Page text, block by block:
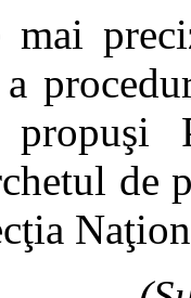
de